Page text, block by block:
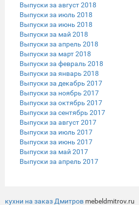
Выпуски за август 2018
Выпуски за июль 2018
Выпуски за июнь 2018
Выпуски за май 2018
Выпуски за апрель 2018
Выпуски за март 2018
Выпуски за февраль 2018
Выпуски за январь 2018
Выпуски за декабрь 2017
Выпуски за ноябрь 2017
Выпуски за октябрь 2017
Выпуски за сентябрь 2017
Выпуски за август 2017
Выпуски за июль 2017
Выпуски за июнь 2017
Выпуски за май 2017
Выпуски за апрель 2017
кухни на заказ Дмитров mebeldmitrov.ru